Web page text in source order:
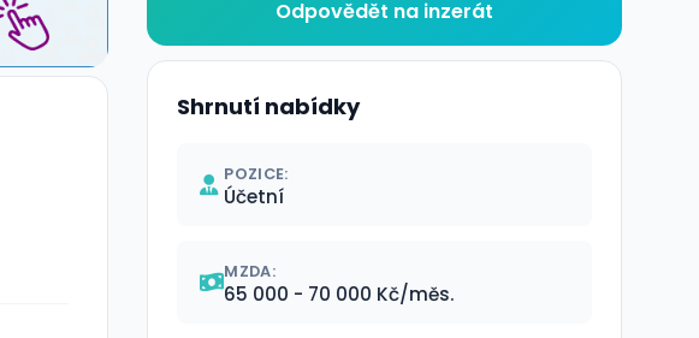
Odpovědět na inzerát
Shrnutí nabídky
POZICE:
Účetní
MZDA:
65 000 - 70 000 Kč/měs.